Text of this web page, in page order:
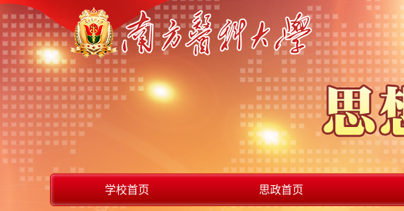
学校首页 思政首页